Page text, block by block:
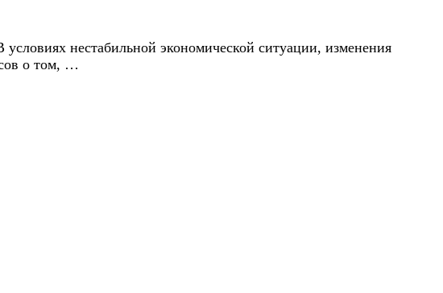
нестабильной экономической ситуации, изменения
о том, …